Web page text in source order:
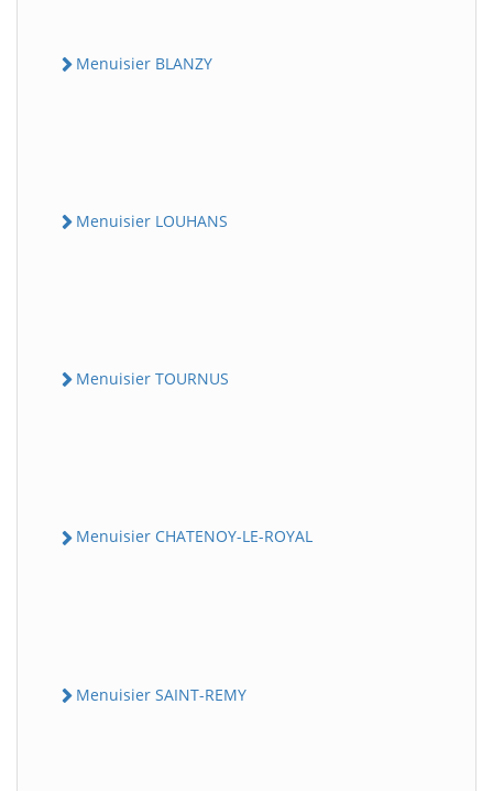
Menuisier BLANZY
Menuisier LOUHANS
Menuisier TOURNUS
Menuisier CHATENOY-LE-ROYAL
Menuisier SAINT-REMY